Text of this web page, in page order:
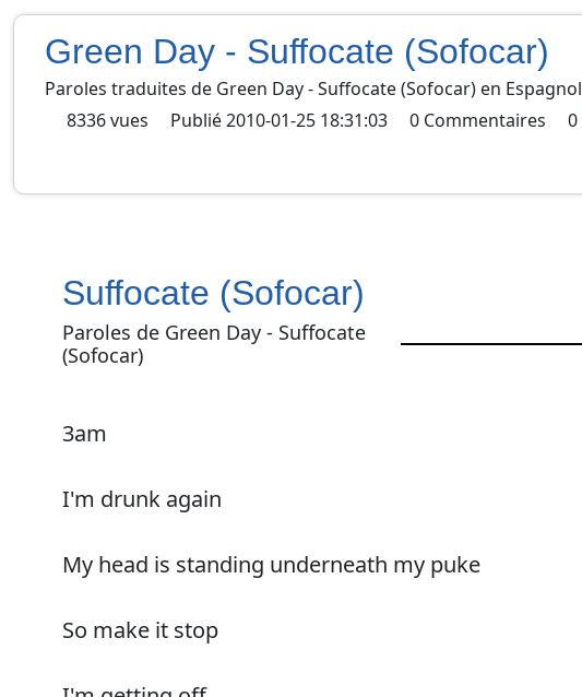
Green Day - Suffocate (Sofocar)
Paroles traduites de Green Day-Suffocate (Sofocar) en Espagnol
8336vues Publié2010-01-25 18:31:03 0 Commentaires 0
Suffocate (Sofocar)
Paroles de Green Day - Suffocate
(Sofocar)
3am
I'm drunk again
My head is standing underneath my puke
So make it stop